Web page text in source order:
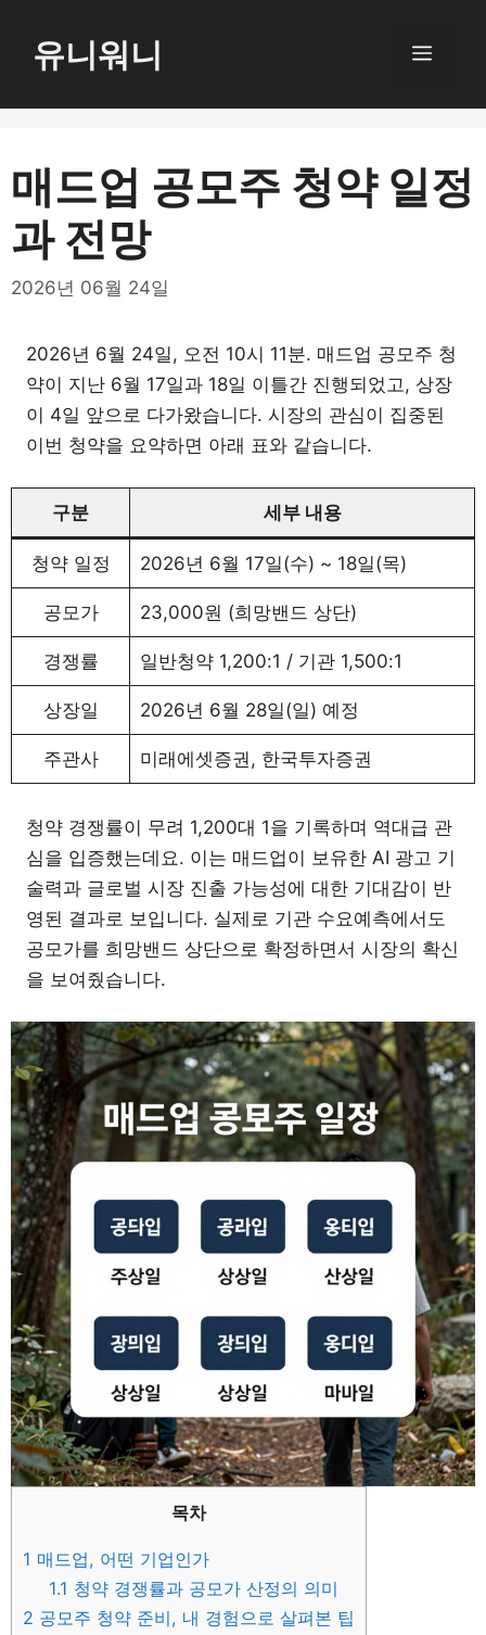
로
너
뛰
기
유니워니 메
매드업 공모주 청약 일정
과 전망
2026년 06월 24일
2026년 6월 24일, 오전 10시 11분. 매드업 공모주 청
약이 지난 6월 17일과 18일 이틀간 진행되었고, 상장
이 4일 앞으로 다가왔습니다. 시장의 관심이 집중된
이번 청약을 요약하면 아래 표와 같습니다.
구분 세부 내용
청약 일정 2026년 6월 17일(수) ~ 18일(목)
공모가 23,000원 (희망밴드 상단)
경쟁률 일반청약 1,200:1 / 기관 1,500:1
상장일 2026년 6월 28일(일) 예정
주관사 미래에셋증권, 한국투자증권
청약 경쟁률이 무려 1,200대 1을 기록하며 역대급 관
심을 입증했는데요. 이는 매드업이 보유한 AI 광고 기
술력과 글로벌 시장 진출 가능성에 대한 기대감이 반
영된 결과로 보입니다. 실제로 기관 수요예측에서도
공모가를 희망밴드 상단으로 확정하면서 시장의 확신
을 보여줬습니다.
목차
1 매드업, 어떤 기업인가
1.1 청약 경쟁률과 공모가 산정의 의미
2 공모주 청약 준비, 내 경험으로 살펴본 팁